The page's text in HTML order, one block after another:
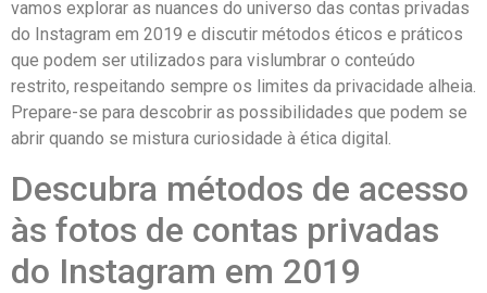
vamos ​explorar as‌ nuances do universo das ‌contas privadas
do Instagram em 2019 e discutir métodos éticos e práticos
que podem ser utilizados para vislumbrar ‌o conteúdo
restrito, ⁣respeitando sempre os⁣ limites⁣ da ​privacidade alheia.
Prepare-se para descobrir as possibilidades que podem se
abrir quando se​ mistura curiosidade à ética digital.
Descubra métodos de ‍acesso
às fotos de ‌contas privadas​
do Instagram em 2019